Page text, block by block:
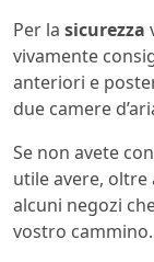
Per la sicurezza
vivamente
anteriori e
due camere
Se non avete
utile avere, oltre
alcuni negozi
vostro cammino.